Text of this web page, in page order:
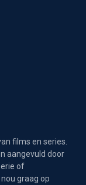
films en series.
aangevuld door
of
graag op